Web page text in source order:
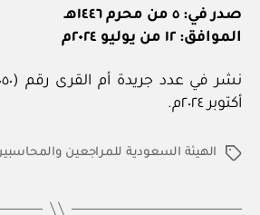
صدر في: ٥ من محرم ١٤٤٦هـ
الموافق: ١٢ من يوليو ٢٠٢٤م
أكتوبر ٢٠٢٤م.
الوسومالهيئة السعودية للمراجعين